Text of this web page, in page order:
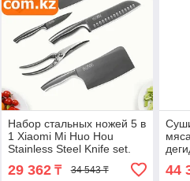
Набор стальных ножей 5 в
1 Xiaomi Mi Huo Hou
Stainless Steel Knife set.
29 362₸ 34 543 ₸ 44